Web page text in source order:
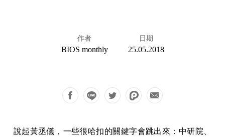
作者
BIOS monthly
日期
25.05.2018
說起黃丞儀，一些很哈扣的關鍵字會跳出來：中研院、